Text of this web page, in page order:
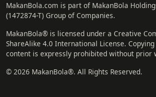
MakanBola.com is part of MakanBola
(1472874-T) Group of Companies.
MakanBola® is licensed under a Creative
ShareAlike 4.0 International License.
content is expressly prohibited without prior
© 2026 MakanBola®. All Rights Reserved.